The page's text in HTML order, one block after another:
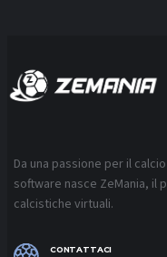
Da una passione per il
software nasce ZeMania, il
calcistiche virtuali.
CONTATTACI